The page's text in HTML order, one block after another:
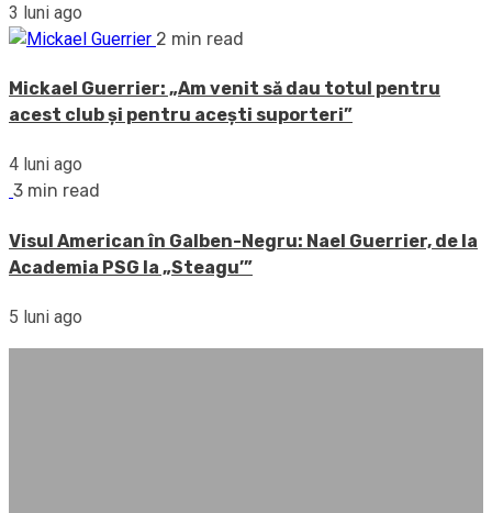
3 luni ago
2 min read
Mickael Guerrier: „Am venit să dau totul pentru
acest club și pentru acești suporteri”
4 luni ago
3 min read
Visul American în Galben-Negru: Nael Guerrier, de la
Academia PSG la „Steagu’”
5 luni ago